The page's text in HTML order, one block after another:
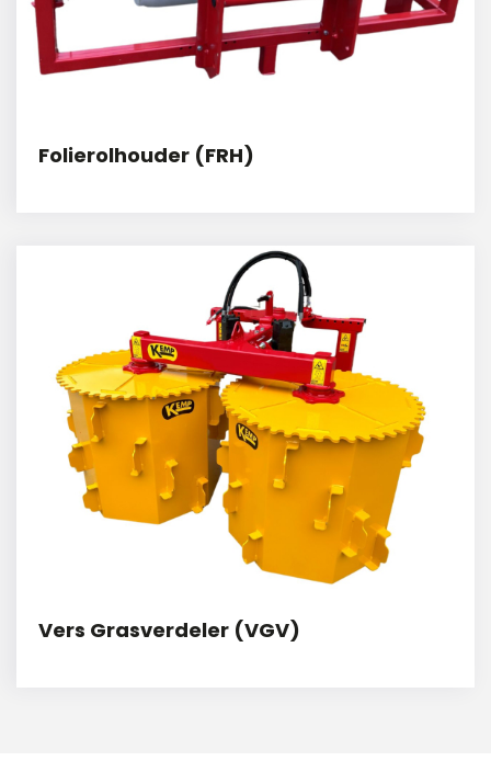
Folierolhouder (FRH)
Vers Grasverdeler (VGV)